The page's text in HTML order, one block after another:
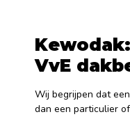
VvE
Wij begrijpen dat
dan een particulier